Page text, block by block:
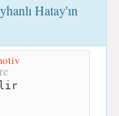
Hatay'ın